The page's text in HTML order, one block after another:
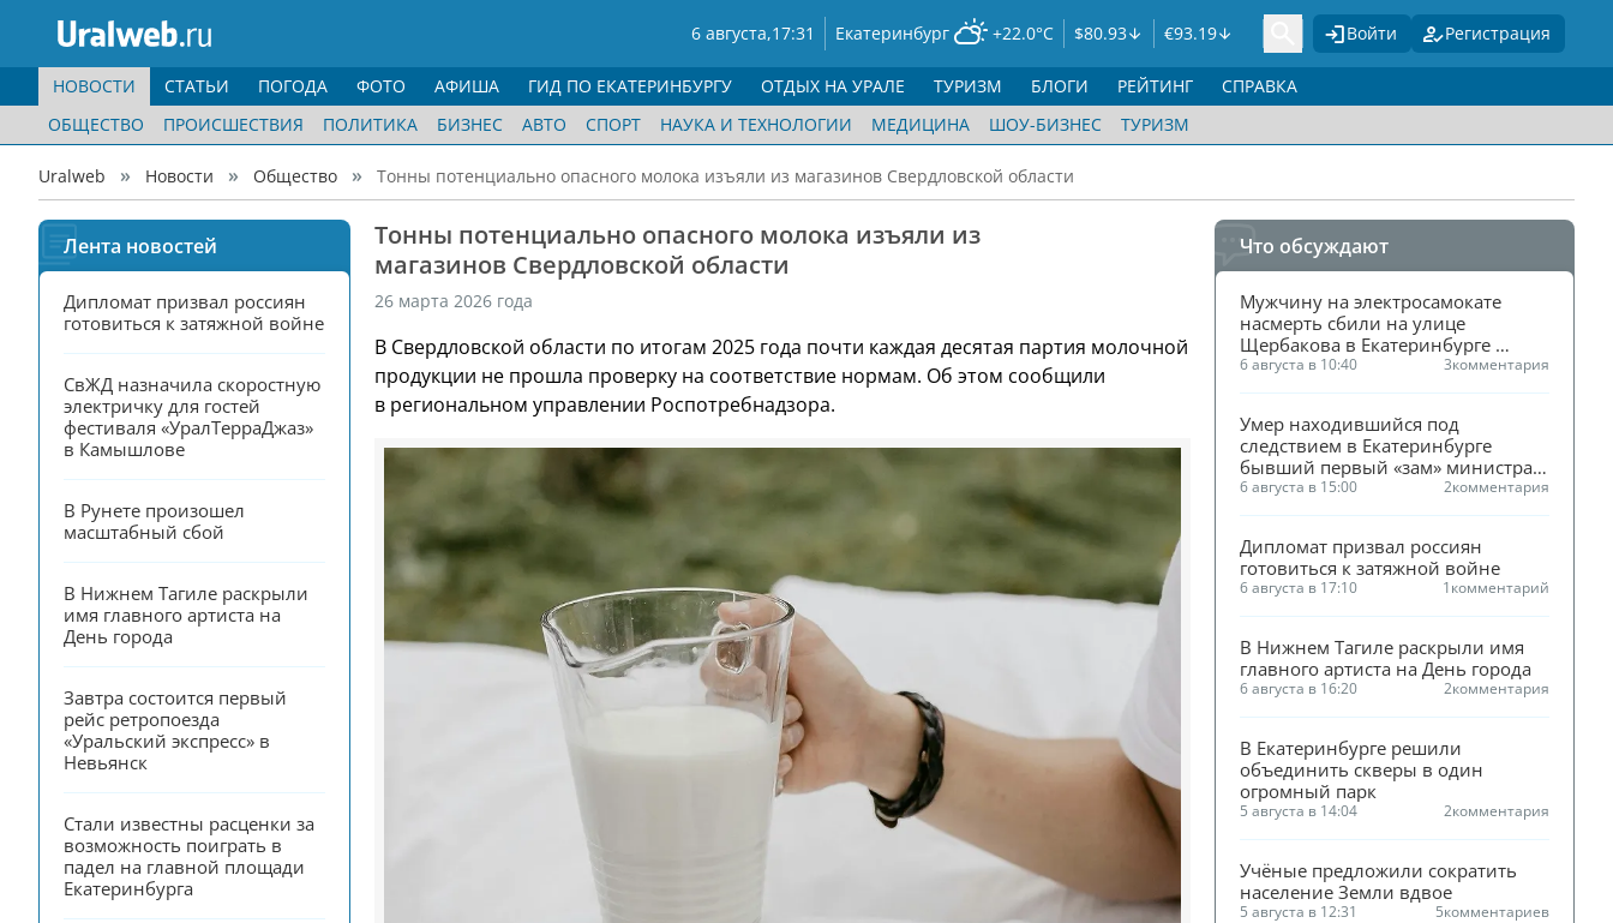
6 августа,17:31 Екатеринбург +22.0°C $80.93 €93.19 Войти Регистрация
НОВОСТИ
ОБЩЕСТВО
ПРОИСШЕСТВИЯ ПОЛИТИКА БИЗНЕС АВТО СПОРТ НАУКА И ТЕХНОЛОГИИ МЕДИЦИНА ШОУ-БИЗНЕС ТУРИЗМ
СТАТЬИ ПОГОДА ФОТО АФИША ГИД ПО ЕКАТЕРИНБУРГУ ОТДЫХ НА УРАЛЕ ТУРИЗМ БЛОГИ РЕЙТИНГ СПРАВКА
Uralweb Новости Общество Тонны потенциально опасного молока изъяли из магазинов Свердловской области
Лента новостей
Дипломат призвал россиян
готовиться к затяжной войне
СвЖД назначила скоростную
электричку для гостей
фестиваля «УралТерраДжаз»
в Камышлове
В Рунете произошел
масштабный сбой
В Нижнем Тагиле раскрыли
имя главного артиста на
День города
Завтра состоится первый
рейс ретропоезда
«Уральский экспресс» в
Невьянск
Стали известны расценки за
возможность поиграть в
падел на главной площади
Екатеринбурга
Тонны потенциально опасного молока изъяли из
магазинов Свердловской области
26 марта 2026 года
В Свердловской области по итогам 2025 года почти каждая десятая партия молочной
продукции не прошла проверку на соответствие нормам. Об этом сообщили
в региональном управлении Роспотребнадзора.
Что обсуждают
Мужчину на электросамокате
насмерть сбили на улице
Щербакова в Екатеринбурге
(ФОТО)
6 августа в 10:40 3комментария
Умер находившийся под
следствием в Екатеринбурге
бывший первый «зам» министра
ЖКХ Смирнова
6 августа в 15:00 2комментария
Дипломат призвал россиян
готовиться к затяжной войне
6 августа в 17:10 1комментарий
В Нижнем Тагиле раскрыли имя
главного артиста на День города
6 августа в 16:20 2комментария
В Екатеринбурге решили
объединить скверы в один
огромный парк
5 августа в 14:04 2комментария
Учёные предложили сократить
население Земли вдвое
5 августа в 12:31 5комментариев